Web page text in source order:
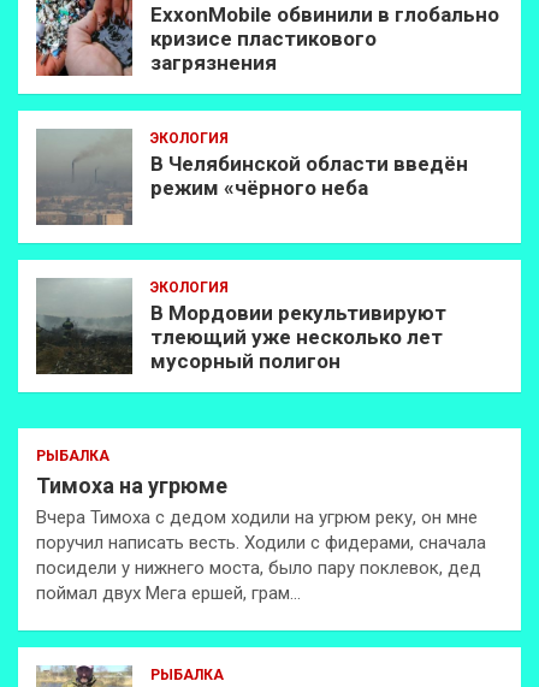
ExxonMobilе обвинили в глобально
кризисе пластикового
загрязнения
ЭКОЛОГИЯ
В Челябинской области введён
режим «чёрного неба
ЭКОЛОГИЯ
В Мордовии рекультивируют
тлеющий уже несколько лет
мусорный полигон
РЫБАЛКА
Тимоха на угрюме
Вчера Тимоха с дедом ходили на угрюм реку, он мне
поручил написать весть. Ходили с фидерами, сначала
посидели у нижнего моста, было пару поклевок, дед
поймал двух Мега ершей, грам…
РЫБАЛКА